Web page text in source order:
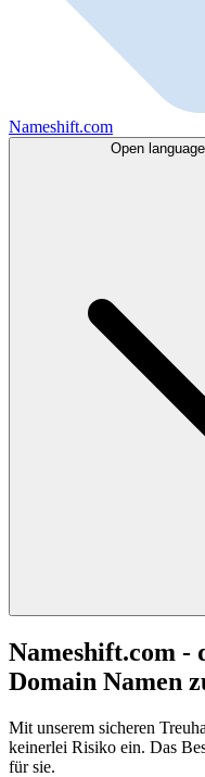
Nameshift.com
Open
Nameshift.com -
Domain Namen
Mit unserem sicheren
keinerlei Risiko ein. Das
für sie.